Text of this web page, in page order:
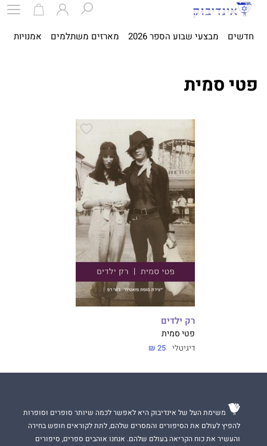
חדשים מבצעי שבוע הספר 2026 מארזים משתלמים אמנויות
פטי סמית
רק ילדים
פטי סמית
דיגיטלי 25 ₪
משימת העל של אינדיבוק היא לאפשר לכמה שיותר סופרים וסופרות
להפיץ לעולם את הסיפורים והמסרים שלהם, לתת לקוראים חופש בחירה
והעשיר את כוח הקריאה בעולם שלהם. אנחנו אוהבים ספרים, סיפורים